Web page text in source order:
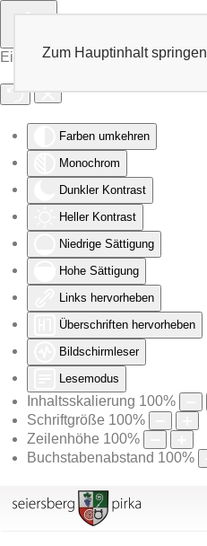
Eingabehilfen öffnen
Farben umkehren
Monochrom
Dunkler Kontrast
Heller Kontrast
Niedrige Sättigung
Hohe Sättigung
Links hervorheben
Überschriften hervorheben
Bildschirmleser
Lesemodus
Inhaltsskalierung 100%
Schriftgröße 100%
Zeilenhöhe 100%
Buchstabenabstand 100%
Zum Hauptinhalt springen